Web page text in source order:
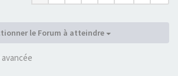
le Forum à atteindre